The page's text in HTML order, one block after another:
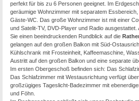
perfekt für bis zu 6 Personen geeignet. Im
geräumige Wohnzimmer mit separatem
Gäste-WC. Das große Wohnzimmer ist mit einer
und Satelit-TV, DVD-Player und Radio
Sie einen beeindruckenden Rundblick auf die
gelangen auf den großen Balkon mit Süd-
Kühlschrank mit Frosteinheit, Kaffeemaschine,
Austritt auf den großen Balkon und eine separate
Im ersten Obergeschoß befinden sich: Das
Das Schlafzimmer mit Westausrichtung verfügt
großzügiges Tageslicht-Badezimmer mit
und Föhn.